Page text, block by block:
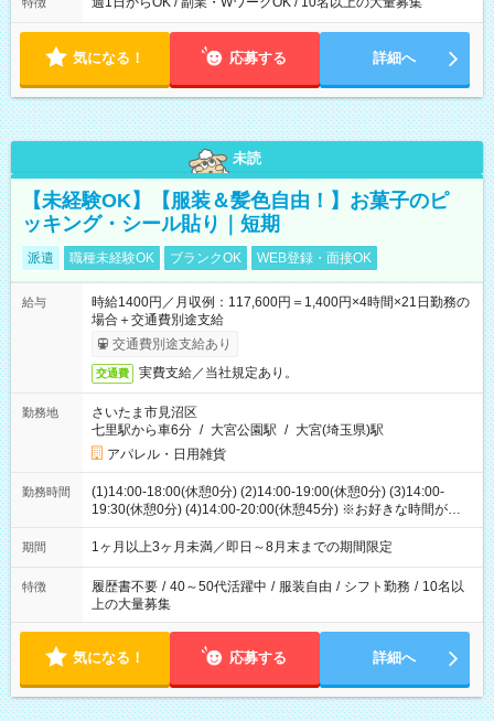
気になる！ 応募する 詳細へ
未読
【未経験OK】【服装＆髪色自由！】お菓子のピ
ッキング・シール貼り｜短期
派遣 職種未経験OK ブランクOK WEB登録・面接OK
給与
時給1400円／月収例：117,600円＝1,400円×4時間×21日勤務の
場合＋交通費別途支給
交通費別途支給あり
交通費 実費支給／当社規定あり。
勤務地
さいたま市見沼区
七里駅から車6分 / 大宮公園駅 / 大宮(埼玉県)駅
アパレル・日用雑貨
勤務時間
(1)14:00-18:00(休憩0分) (2)14:00-19:00(休憩0分) (3)14:00-
19:30(休憩0分) (4)14:00-20:00(休憩45分) ※お好きな時間が選べ
ます
期間 1ヶ月以上3ヶ月未満／即日～8月末までの期間限定
特徴 履歴書不要 / 40～50代活躍中 / 服装自由 / シフト勤務 / 10名以
上の大量募集
気になる！ 応募する 詳細へ